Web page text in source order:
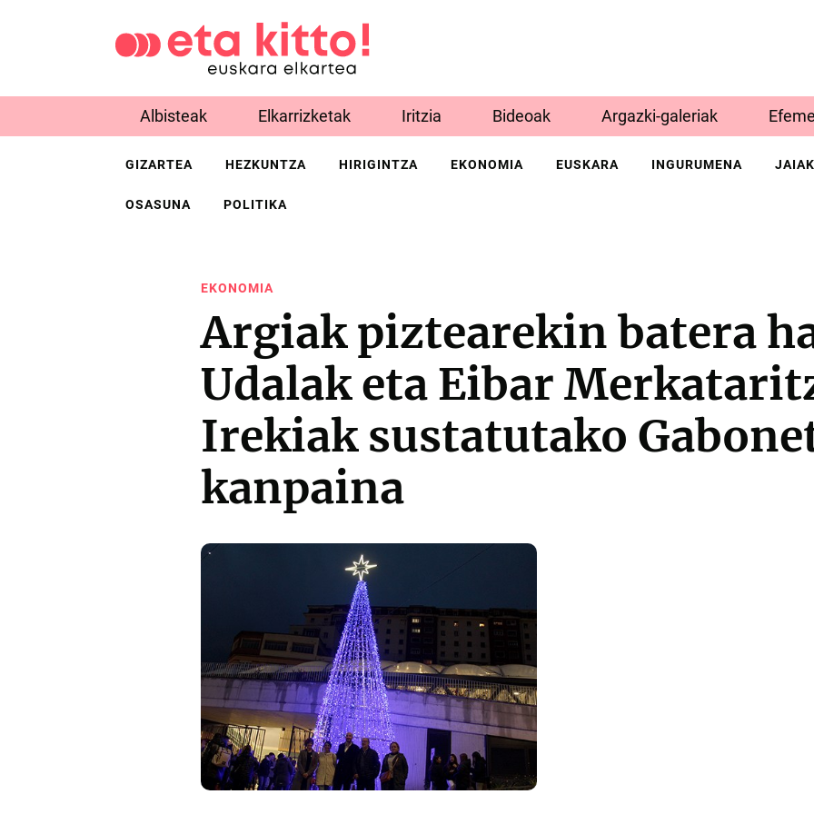
Albisteak Elkarrizketak Iritzia Bideoak Argazki-galeriak
GIZARTEA HEZKUNTZA HIRIGINTZA EKONOMIA EUSKARA INGURUMENA JAIAK
OSASUNA POLITIKA
EKONOMIA
Argiak piztearekin batera
Udalak eta Eibar
Irekiak sustatutako
kanpaina